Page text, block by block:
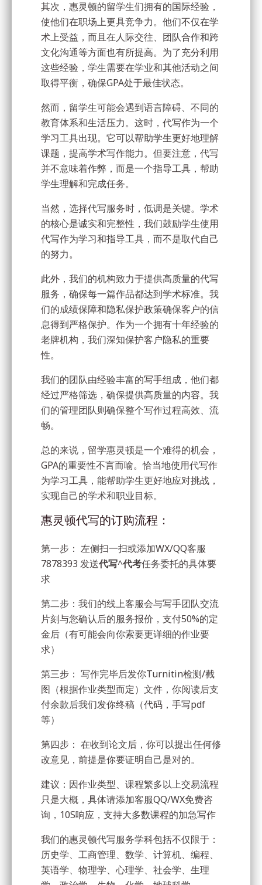
其次，惠灵顿的留学生们拥有的国际经验，
使他们在职场上更具竞争力。他们不仅在学
术上受益，而且在人际交往、团队合作和跨
文化沟通等方面也有所提高。为了充分利用
这些经验，学生需要在学业和其他活动之间
取得平衡，确保GPA处于最佳状态。
然而，留学生可能会遇到语言障碍、不同的
教育体系和生活压力。这时，代写作为一个
学习工具出现。它可以帮助学生更好地理解
课题，提高学术写作能力。但要注意，代写
并不意味着作弊，而是一个指导工具，帮助
学生理解和完成任务。
当然，选择代写服务时，低调是关键。学术
的核心是诚实和完整性，我们鼓励学生使用
代写作为学习和指导工具，而不是取代自己
的努力。
此外，我们的机构致力于提供高质量的代写
服务，确保每一篇作品都达到学术标准。我
们的成绩保障和隐私保护政策确保客户的信
息得到严格保护。作为一个拥有十年经验的
老牌机构，我们深知保护客户隐私的重要
性。
我们的团队由经验丰富的写手组成，他们都
经过严格筛选，确保提供高质量的内容。我
们的管理团队则确保整个写作过程高效、流
畅。
总的来说，留学惠灵顿是一个难得的机会，
GPA的重要性不言而喻。恰当地使用代写作
为学习工具，能帮助学生更好地应对挑战，
实现自己的学术和职业目标。
惠灵顿代写的订购流程：
第一步： 左侧扫一扫或添加WX/QQ客服
7878393 发送代写^代考任务委托的具体要
求
第二步：我们的线上客服会与写手团队交流
片刻与您确认后的服务报价，支付50%的定
金后（有可能会向你索要更详细的作业要
求）
第三步： 写作完毕后发你Turnitin检测/截
图（根据作业类型而定）文件，你阅读后支
付余款后我们发你终稿（代码，手写pdf
等）
第四步： 在收到论文后，你可以提出任何修
改意见，前提是你要证明自己是对的。
建议：因作业类型、课程繁多以上交易流程
只是大概，具体请添加客服QQ/WX免费咨
询，10S响应，支持大多数课程的加急写作
我们的惠灵顿代写服务学科包括不仅限于：
历史学、工商管理、数学、计算机、编程、
英语学、物理学、心理学、社会学、生理